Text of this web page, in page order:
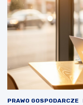
PRAWO GOSPODARCZE